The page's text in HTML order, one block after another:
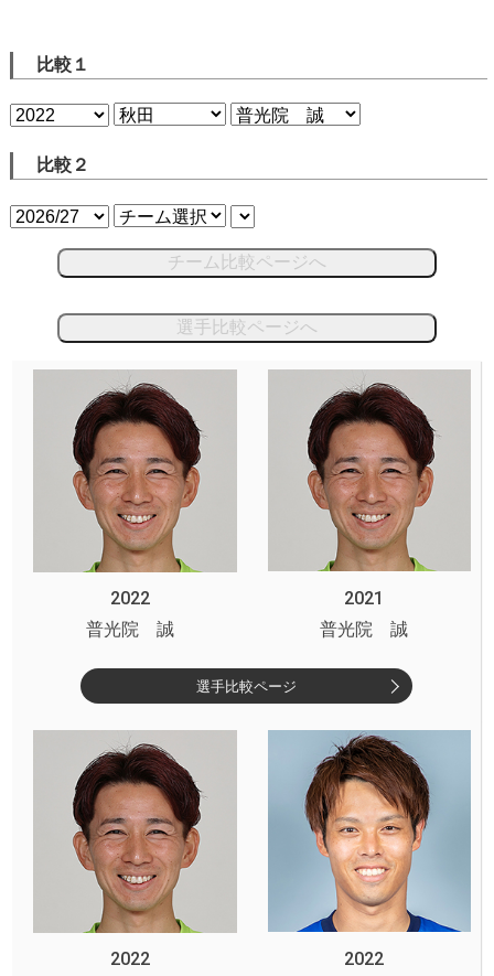
比較１
比較２
チーム比較ページへ
選手比較ページへ
2022
2021
普光院 誠
普光院 誠
選手比較ページ
2022
2022